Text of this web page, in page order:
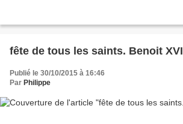
fête de tous les saints. Benoit XVI
Publié le 30/10/2015 à 16:46
Par Philippe